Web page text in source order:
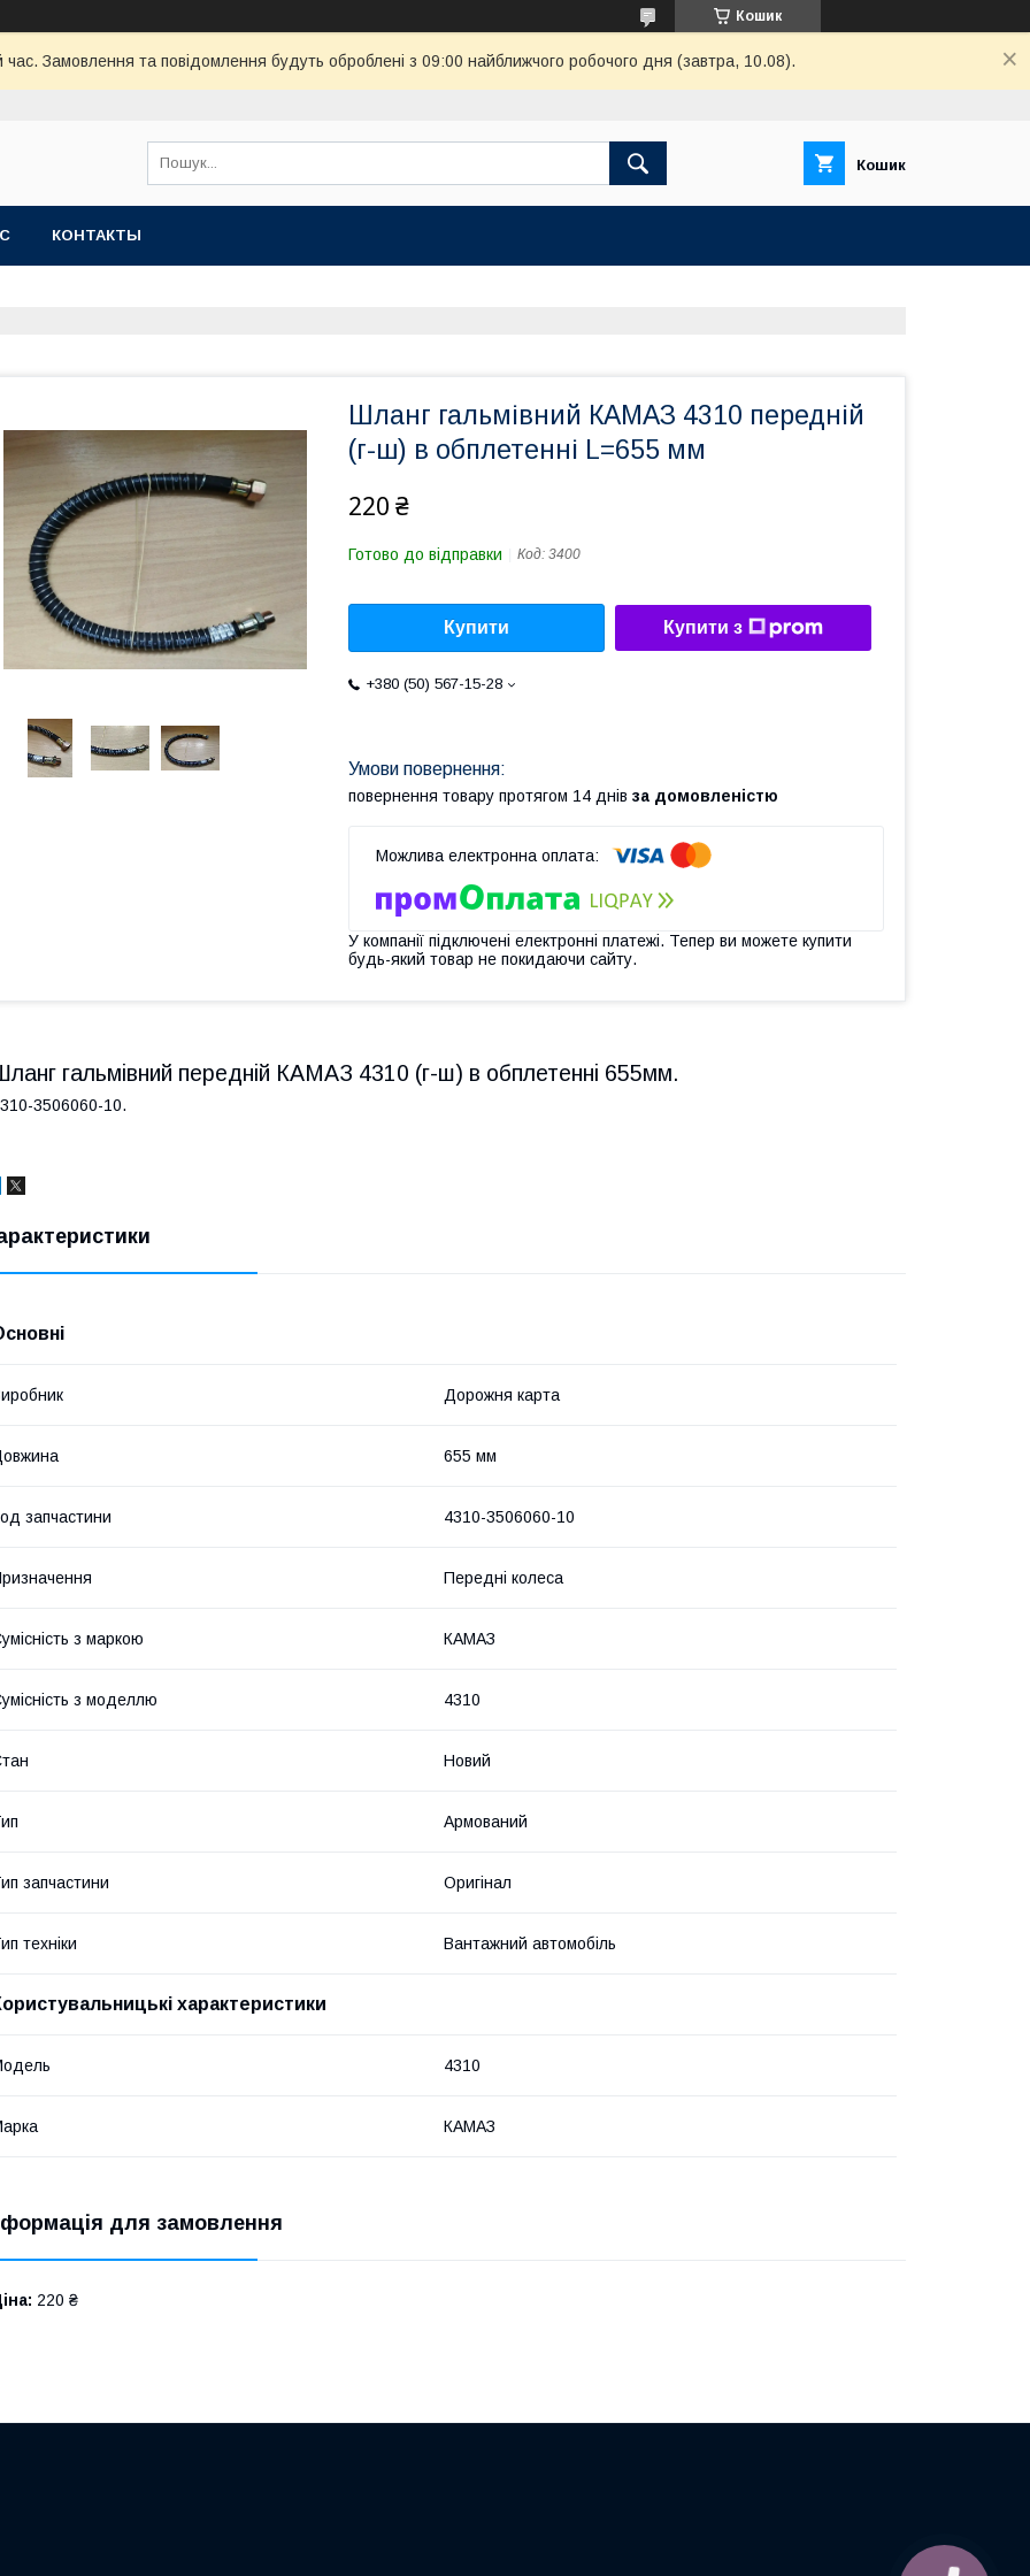
Кошик
час. Замовлення та повідомлення будуть оброблені з 09:00 найближчого робочого дня (завтра, 10.08).
Кошик
КОНТАКТЫ
Шланг гальмівний КАМАЗ 4310 передній
(г-ш) в обплетенні L=655 мм
220 ₴
Готово до відправки Код: 3400
Купити Купити з
+380 (50) 567-15-28
повернення товару протягом 14 днів за домовленістю
У компанії підключені електронні платежі. Тепер ви можете купити
будь-який товар не покидаючи сайту.
гальмівний передній КАМАЗ 4310 (г-ш) в обплетенні 655мм.
3506060-10.
Дорожня карта
655 мм
запчастини 4310-3506060-10
Передні колеса
з маркою КАМАЗ
з моделлю 4310
Новий
Армований
запчастини Оригінал
техніки Вантажний автомобіль
характеристики
4310
КАМАЗ
для замовлення
220 ₴